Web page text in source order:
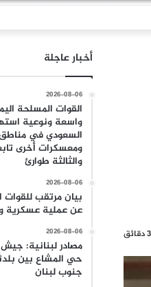
أخبار عاجلة
2026-08-06
القوات المسلحة
واسعة ونوعية
السعودي في مناطق
ومعسكرات أخرى
والثالثة طوارئ
2026-08-06
بيان مرتقب للقوات
عن عملية عسكرية
2026-08-06
مصادر لبنانية:
حي المشاع بين
جنوب لبنان